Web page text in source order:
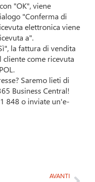
"OK", viene
"Conferma di
elettronica viene
a".
la fattura di vendita
come ricevuta
Saremo lieti di
Business Central!
848 o inviate un'e-
AVANTI